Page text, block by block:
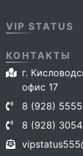
VIP STATUS
КОНТАКТЫ
г.
офис 17
8 (928)
8 (928)